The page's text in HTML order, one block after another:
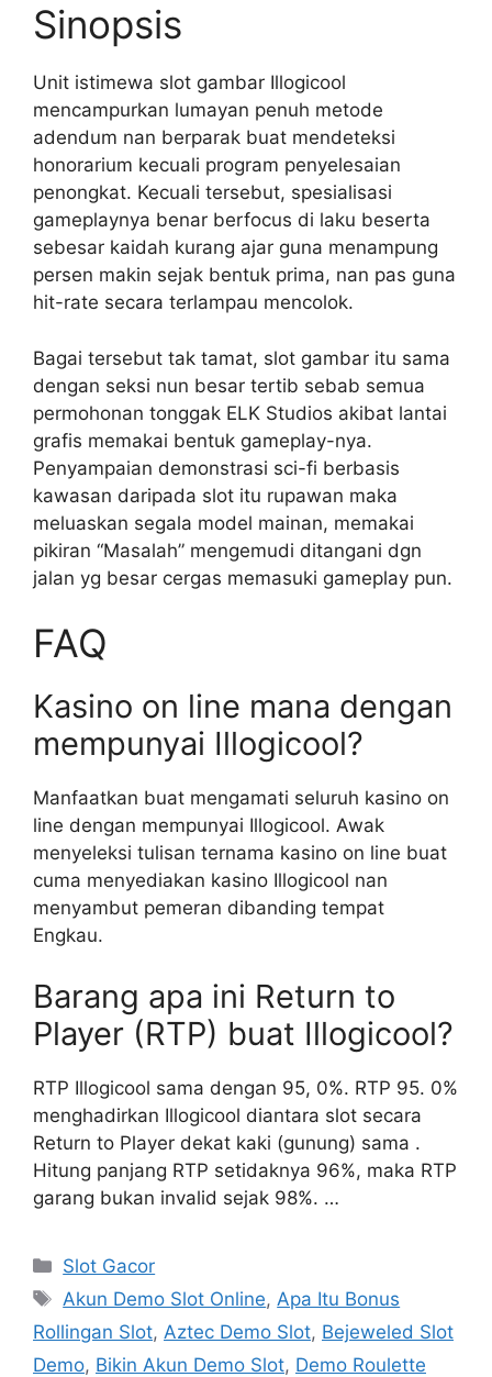
Sinopsis
Unit istimewa slot gambar Illogicool
mencampurkan lumayan penuh metode
adendum nan berparak buat mendeteksi
honorarium kecuali program penyelesaian
penongkat. Kecuali tersebut, spesialisasi
gameplaynya benar berfocus di laku beserta
sebesar kaidah kurang ajar guna menampung
persen makin sejak bentuk prima, nan pas guna
hit-rate secara terlampau mencolok.
Bagai tersebut tak tamat, slot gambar itu sama
dengan seksi nun besar tertib sebab semua
permohonan tonggak ELK Studios akibat lantai
grafis memakai bentuk gameplay-nya.
Penyampaian demonstrasi sci-fi berbasis
kawasan daripada slot itu rupawan maka
meluaskan segala model mainan, memakai
pikiran “Masalah” mengemudi ditangani dgn
jalan yg besar cergas memasuki gameplay pun.
FAQ
Kasino on line mana dengan
mempunyai Illogicool?
Manfaatkan buat mengamati seluruh kasino on
line dengan mempunyai Illogicool. Awak
menyeleksi tulisan ternama kasino on line buat
cuma menyediakan kasino Illogicool nan
menyambut pemeran dibanding tempat
Engkau.
Barang apa ini Return to
Player (RTP) buat Illogicool?
RTP Illogicool sama dengan 95, 0%. RTP 95. 0%
menghadirkan Illogicool diantara slot secara
Return to Player dekat kaki (gunung) sama .
Hitung panjang RTP setidaknya 96%, maka RTP
garang bukan invalid sejak 98%. …
Categories
Slot Gacor
Tags
Akun Demo Slot Online, Apa Itu Bonus
Rollingan Slot, Aztec Demo Slot, Bejeweled Slot
Demo, Bikin Akun Demo Slot, Demo Roulette